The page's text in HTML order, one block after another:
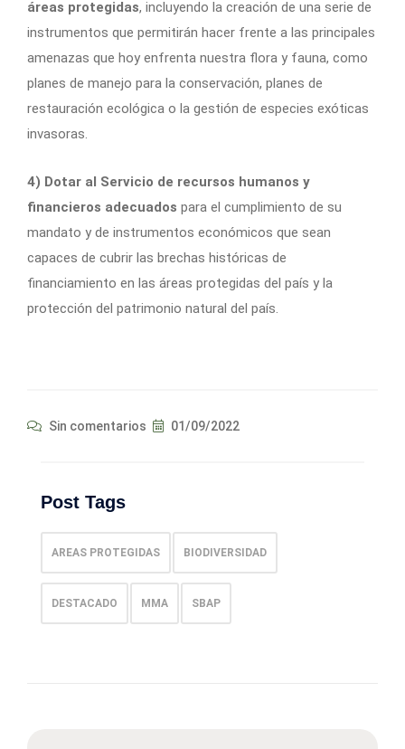
áreas protegidas, incluyendo la creación de una serie de
instrumentos que permitirán hacer frente a las principales
amenazas que hoy enfrenta nuestra flora y fauna, como
planes de manejo para la conservación, planes de
restauración ecológica o la gestión de especies exóticas
invasoras.
4) Dotar al Servicio de recursos humanos y
financieros adecuados para el cumplimiento de su
mandato y de instrumentos económicos que sean
capaces de cubrir las brechas históricas de
financiamiento en las áreas protegidas del país y la
protección del patrimonio natural del país.
Sin comentarios 01/09/2022
Post Tags
AREAS PROTEGIDAS BIODIVERSIDAD
DESTACADO MMA SBAP